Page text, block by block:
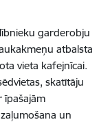
garderobju
atbalsta
vieta kafejnīcai.
skatītāju
īpašajām
un